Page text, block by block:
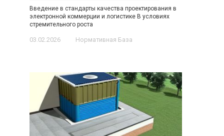
Введение в стандарты качества проектирования в
электронной коммерции и логистике В условиях
стремительного роста
03.02.2026 Нормативная База